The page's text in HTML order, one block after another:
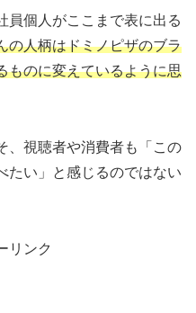
員個人がここまで表に出る
の人柄はドミノピザのブラ
ものに変えているように思
、視聴者や消費者も「この
たい」と感じるのではない
リンク